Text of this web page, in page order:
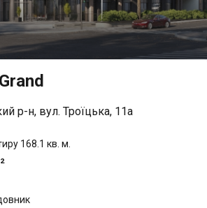
р-н, вул. Троїцька, 11а
168.1 кв. м.